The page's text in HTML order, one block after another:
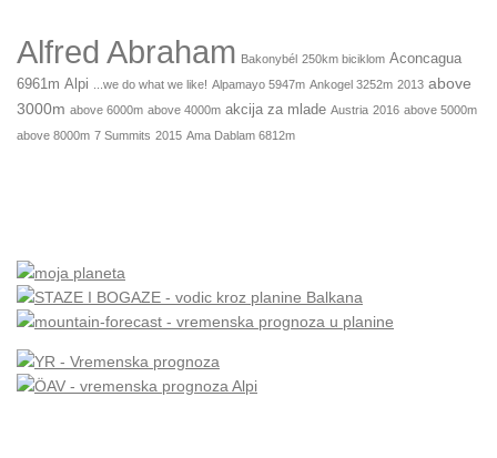
Alfred Abraham Bakonybél 250km biciklom Aconcagua
6961m Alpi ...we do what we like! Alpamayo 5947m Ankogel 3252m 2013 above
3000m above 6000m above 4000m akcija za mlade Austria 2016 above 5000m
above 8000m 7 Summits 2015 Ama Dablam 6812m